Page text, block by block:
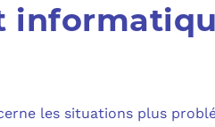
les situations plus